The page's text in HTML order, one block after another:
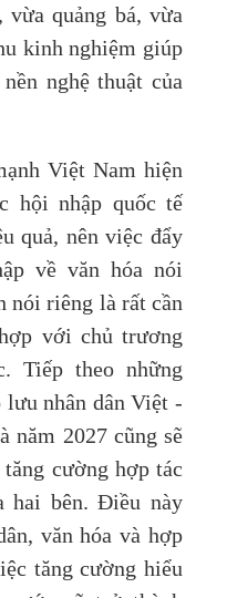
quảng bá, vừa
kinh nghiệm giúp
nghệ thuật của
Việt Nam hiện
hội nhập quốc tế
quả, nên việc đẩy
về văn hóa nói
nói riêng là rất cần
với chủ trương
Tiếp theo những
lưu nhân dân Việt -
năm 2027 cũng sẽ
cường hợp tác
hai bên. Điều này
văn hóa và hợp
tăng cường hiểu